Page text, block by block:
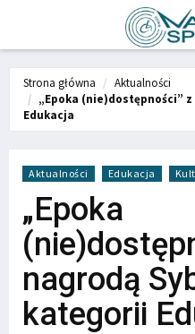
Strona główna
Aktualności
„Epoka (nie)dostępności”
Edukacja
Aktualności Edukacja
„Epoka
nagrodą
kategorii